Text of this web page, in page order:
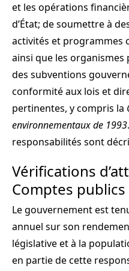
et les opérations
d’État; de soumettre à
activités et programmes
ainsi que les
des subventions
conformité aux lois et
pertinentes, y compris la
environnementaux de 1993
responsabilités sont
Vérifications
Comptes publics
Le gouvernement est
annuel sur son
législative et à la
en partie de cette